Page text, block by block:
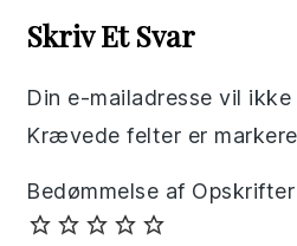
Interactions
Skriv Et Svar
Din e-mailadresse vil
Krævede felter er
Bedømmelse af Opskrifter